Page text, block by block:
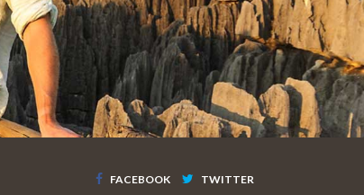
FACEBOOK TWITTER